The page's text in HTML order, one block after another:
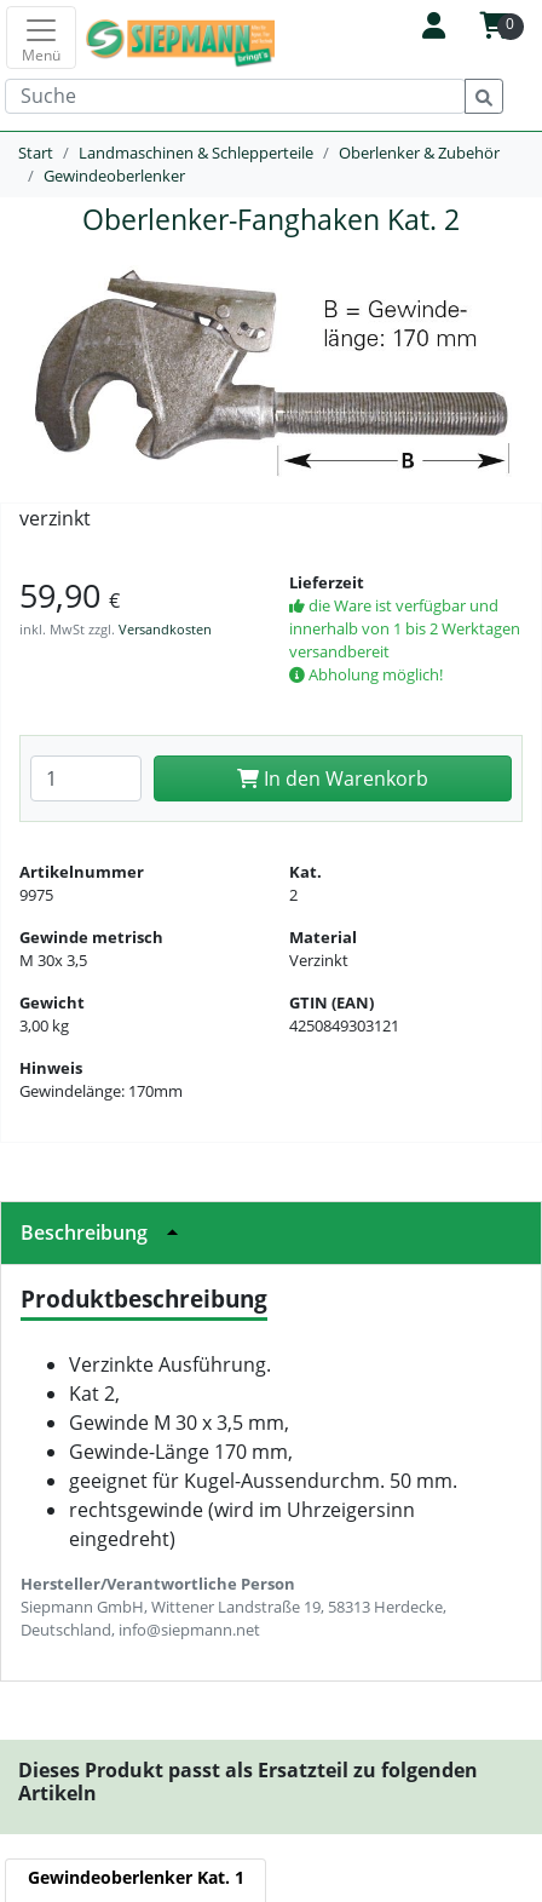
0
Menü
Start Landmaschinen & Schlepperteile
Oberlenker & Zubehör
Gewindeoberlenker
Oberlenker-Fanghaken Kat. 2
verzinkt
59,90 €
inkl. MwSt zzgl. Versandkosten
Lieferzeit
die Ware ist verfügbar und
innerhalb von 1 bis 2 Werktagen
versandbereit
Abholung möglich!
Anzahl eingeben In den Warenkorb
Artikelnummer
9975
Kat.
2
Gewinde metrisch
M 30x 3,5
Material
Verzinkt
Gewicht
3,00 kg
GTIN (EAN)
4250849303121
Hinweis
Gewindelänge: 170mm
Beschreibung
Produktbeschreibung
Verzinkte Ausführung.
Kat 2,
Gewinde M 30 x 3,5 mm,
Gewinde-Länge 170 mm,
geeignet für Kugel-Aussendurchm. 50 mm.
rechtsgewinde (wird im Uhrzeigersinn
eingedreht)
Hersteller/Verantwortliche Person
Siepmann GmbH, Wittener Landstraße 19, 58313 Herdecke,
Deutschland, info@siepmann.net
Dieses Produkt passt als Ersatzteil zu folgenden
Artikeln
Gewindeoberlenker Kat. 1